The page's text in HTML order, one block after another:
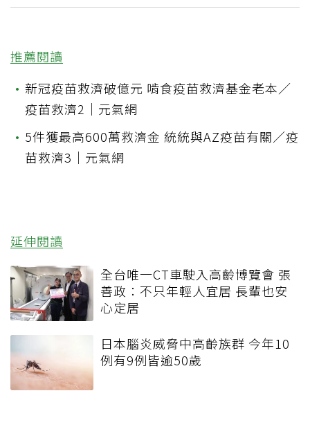
推薦閱讀
• 新冠疫苗救濟破億元 啃食疫苗救濟基金老本／
疫苗救濟2｜元氣網
• 5件獲最高600萬救濟金 統統與AZ疫苗有關／疫
苗救濟3｜元氣網
延伸閱讀
全台唯一CT車駛入高齡博覽會 張
善政：不只年輕人宜居 長輩也安
心定居
日本腦炎威脅中高齡族群 今年10
例有9例皆逾50歲